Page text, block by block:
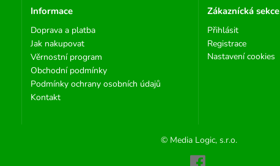
Informace
Doprava a platba
Jak nakupovat
Věrnostní program
Obchodní podmínky
Podmínky ochrany osobních údajů
Kontakt
Zákaznícká sekce
Přihlásit
Registrace
Nastavení cookies
© Media Logic, s.r.o.